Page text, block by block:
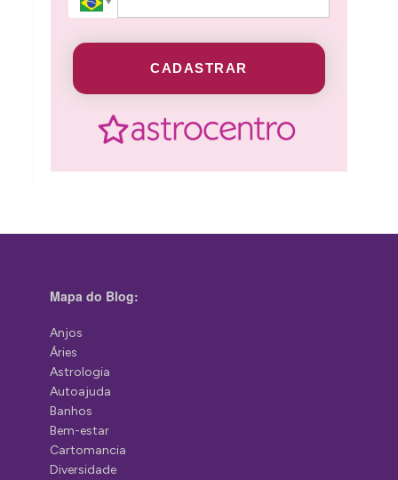
CADASTRAR
Mapa do Blog:
Anjos
Áries
Astrologia
Autoajuda
Banhos
Bem-estar
Cartomancia
Diversidade